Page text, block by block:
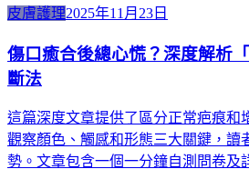
皮膚護理2025年11月23日
傷口癒合後總心慌？深度解析
斷法
這篇深度文章提供了區分正常疤痕和
觀察顏色、觸感和形態三大關鍵，讀
勢。文章包含一個一分鐘自測問卷及